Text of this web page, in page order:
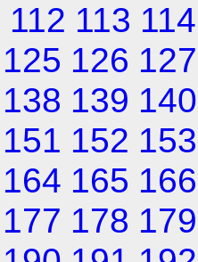
112 113 114
125 126 127
138 139 140
151 152 153
164 165 166
177 178 179